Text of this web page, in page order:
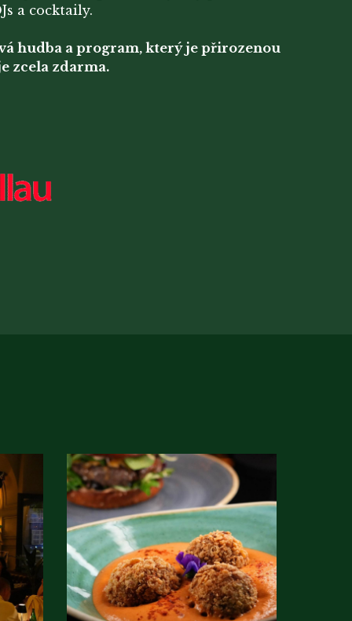
a cocktaily.
hudba a program, který je přirozenou
zcela zdarma.